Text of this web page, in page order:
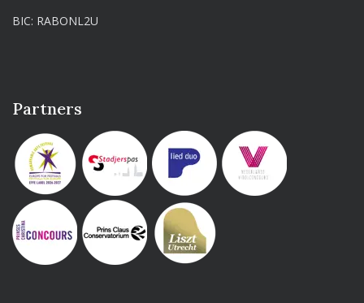
BIC: RABONL2U
Partners